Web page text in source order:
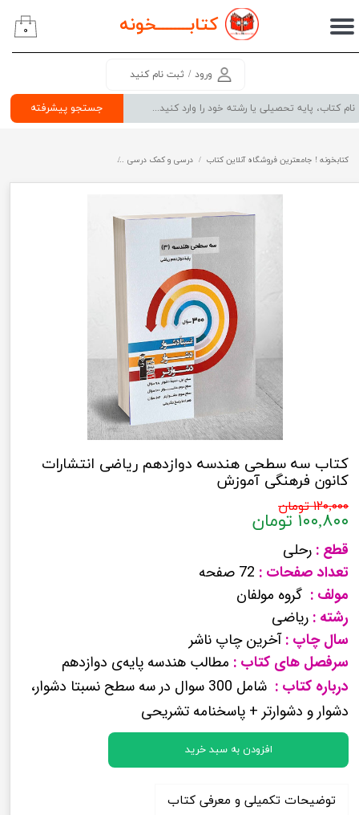
کتابــــــــخونه
جستجو پیشرفته
ورود / ثبت نام کنید
حساب کاربری من
سفارشات
۰
کتابخونه ! جامعترین فروشگاه آنلاین کتاب درسی و کمک درسی
کتاب سه سطحی هندسه دوازدهم ریاضی انتشارات
کانون فرهنگی آموزش
۱۲۰,۰۰۰ تومان
۱۰۰,۸۰۰ تومان
قطع : رحلی
تعداد صفحات :
مولف : گروه مولفان
رشته : ریاضی
سال چاپ :آخرین چاپ ناشر
سرفصل های کتاب : مطالب هندسه پایه‌ی دوازدهم
درباره کتاب :
شامل 300 سوال در سه سطح نسبتا دشوار،
دشوار و دشوارتر + پاسخنامه تشریحی
افزودن به سبد خرید
توضیحات تکمیلی و معرفی کتاب